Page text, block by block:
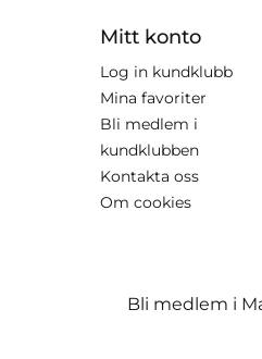
Mitt konto
Log in kundklubb
Mina favoriter
Bli medlem i
kundklubben
Kontakta oss
Om cookies
Bli medlem i